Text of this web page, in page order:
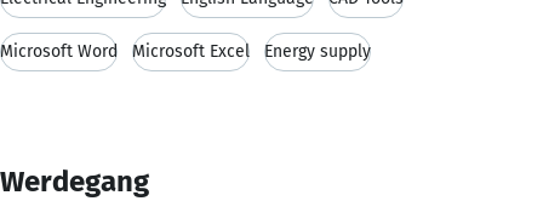
Microsoft Word Microsoft Excel Energy supply
Werdegang